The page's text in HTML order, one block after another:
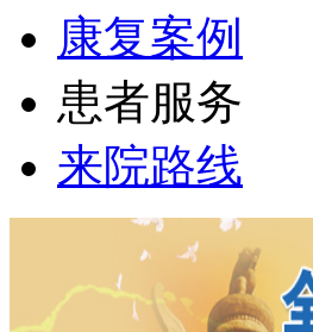
康复案例
患者服务
来院路线